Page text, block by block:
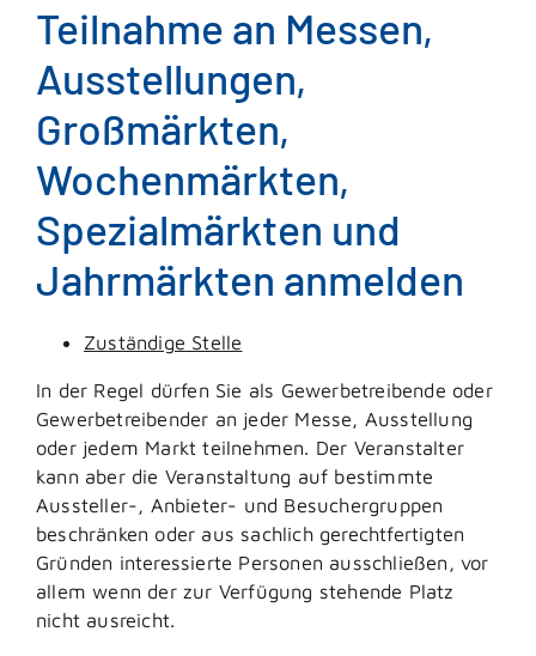
Teilnahme an Messen,
Ausstellungen,
Großmärkten,
Wochenmärkten,
Spezialmärkten und
Jahrmärkten anmelden
Zuständige Stelle
In der Regel dürfen Sie als Gewerbetreibende oder
Gewerbetreibender an jeder Messe, Ausstellung
oder jedem Markt teilnehmen. Der Veranstalter
kann aber die Veranstaltung auf bestimmte
Aussteller-, Anbieter- und Besuchergruppen
beschränken oder aus sachlich gerechtfertigten
Gründen interessierte Personen ausschließen, vor
allem wenn der zur Verfügung stehende Platz
nicht ausreicht.